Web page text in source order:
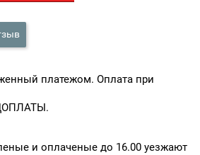
платежом. Оплата при
и оплаченые до 16.00 уезжают